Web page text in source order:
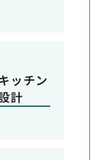
ッチン
計